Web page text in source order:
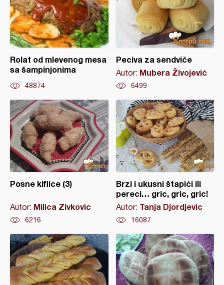
Rolat od mlevenog mesa
sa šampinjonima
48874
Peciva za sendviče
Autor: Mubera Živojević
6499
Posne kiflice (3)
Autor: Milica Zivkovic
6216
Brzi i ukusni štapići ili
pereci… gric, gric, gric!
Autor: Tanja Djordjevic
16087